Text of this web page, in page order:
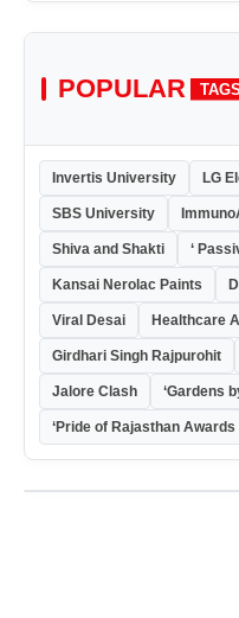
POPULAR TAGS
Invertis University LG
SBS University
Shiva and Shakti ‘
Kansai Nerolac Paints
Viral Desai Healthcare
Girdhari Singh Rajpurohit
Jalore Clash ‘Gardens
‘Pride of Rajasthan Awards